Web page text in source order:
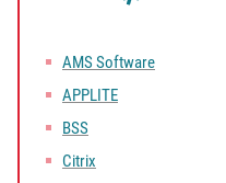
AMS Software
APPLITE
BSS
Citrix